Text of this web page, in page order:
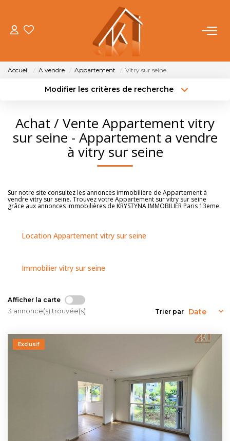
ACHETER
FAIRE GÉRER
OUTILS
NOUS CONTACTER
Accueil A vendre Appartement Vitry sur seine
Modifier les critères de recherche
Sélectionnez...
Type de bien
Plus de critères
Achat / Vente Appartement vitry
sur seine - Appartement a vendre
à vitry sur seine
Sur notre site consultez les annonces immobilière de Appartement à
vendre vitry sur seine. Trouvez votre Appartement sur vitry sur seine
grâce aux annonces immobilières de KRYSTYNA IMMOBILIER Paris 13eme.
Location Appartement vitry sur seine
Immobilier vitry sur seine
Afficher la carte
3 annonce(s) trouvée(s) Trier par
Exclusif